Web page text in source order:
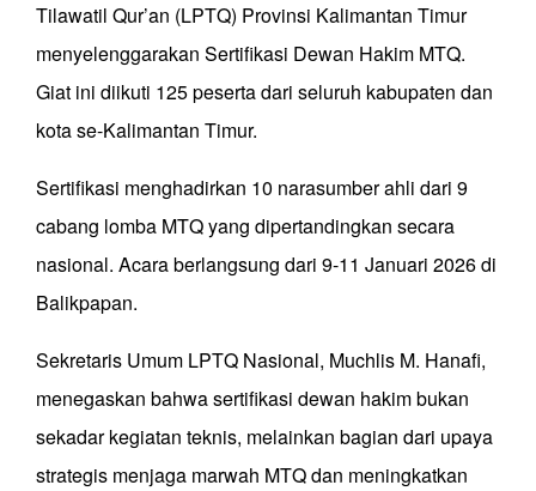
Tilawatil Qur’an (LPTQ) Provinsi Kalimantan Timur
menyelenggarakan Sertifikasi Dewan Hakim MTQ.
Giat ini diikuti 125 peserta dari seluruh kabupaten dan
kota se-Kalimantan Timur.
Sertifikasi menghadirkan 10 narasumber ahli dari 9
cabang lomba MTQ yang dipertandingkan secara
nasional. Acara berlangsung dari 9-11 Januari 2026 di
Balikpapan.
Sekretaris Umum LPTQ Nasional, Muchlis M. Hanafi,
menegaskan bahwa sertifikasi dewan hakim bukan
sekadar kegiatan teknis, melainkan bagian dari upaya
strategis menjaga marwah MTQ dan meningkatkan